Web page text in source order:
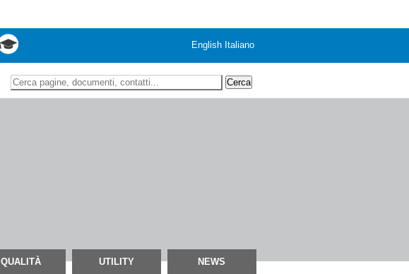
English Italiano
Inserire il termine di ricerca
QUALITÀ UTILITY NEWS